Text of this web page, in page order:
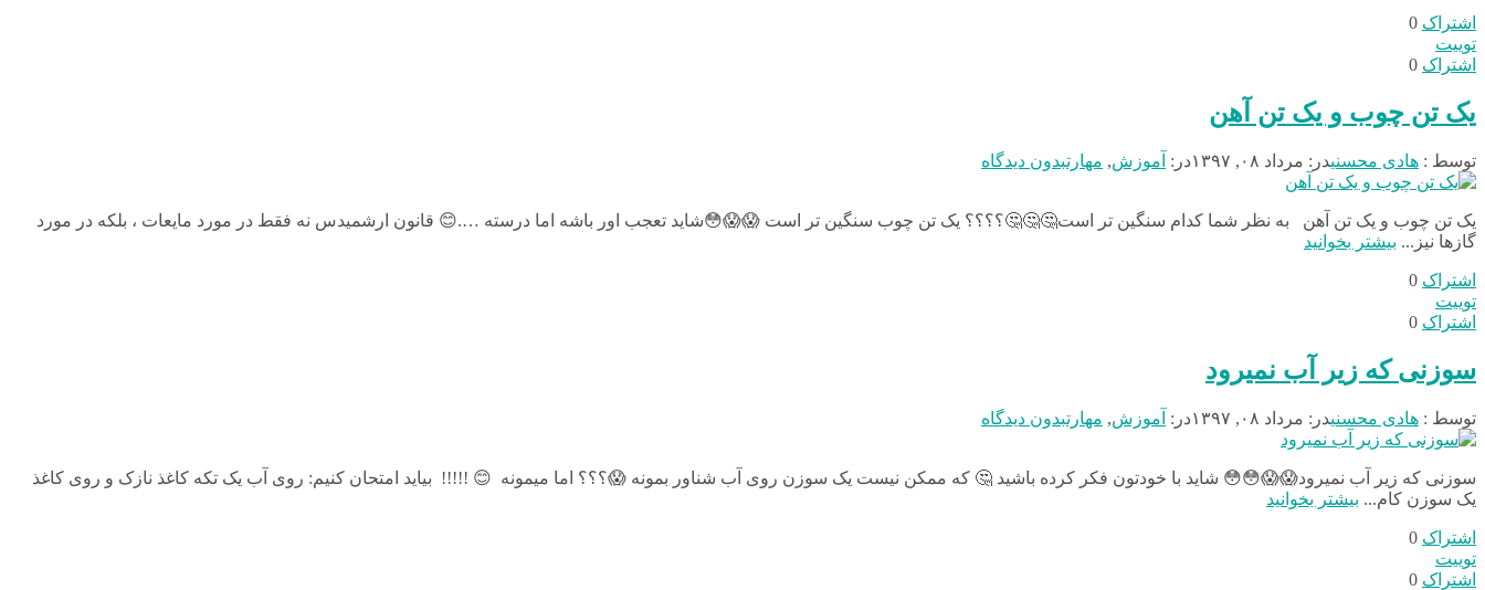
اشتراک 0
توییت
اشتراک 0
یک تن چوب و یک تن آهن
توسط : هادی محسنیدر: مرداد ۰۸, ۱۳۹۷ در: آموزش, مهارتبدون دیدگاه
یک تن چوب و یک تن آهن به نظر شما کدام سنگین تر است🤔🤔🤔؟؟؟؟ یک تن چوب سنگین تر است 😱😱😳شاید تعجب اور باشه اما درسته ….😊 قانون ارشمیدس نه فقط در مورد مایعات ، بلکه در مورد
گازها نیز... بیشتر بخوانید
اشتراک 0
توییت
اشتراک 0
سوزنی که زیر آب نمیرود
توسط : هادی محسنیدر: مرداد ۰۸, ۱۳۹۷ در: آموزش, مهارتبدون دیدگاه
سوزنی که زیر آب نمیرود😱😱😳😳 شاید با خودتون فکر کرده باشید 🤔 که ممکن نیست یک سوزن روی آب شناور بمونه 😱؟؟؟ اما میمونه 😊 !!!!! بیاید امتحان کنیم: روی آب یک تکه کاغذ نازک و روی کاغذ
یک سوزن کام... بیشتر بخوانید
اشتراک 0
توییت
اشتراک 0